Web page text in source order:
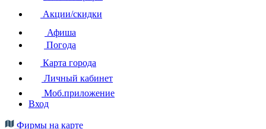
Акции/скидки
Афиша
Погода
Карта города
Личный кабинет
Моб.приложение
Вход
Фирмы на карте